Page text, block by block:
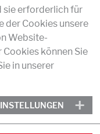
sie erforderlich für
der Cookies unsere
Website-
können Sie
in unserer